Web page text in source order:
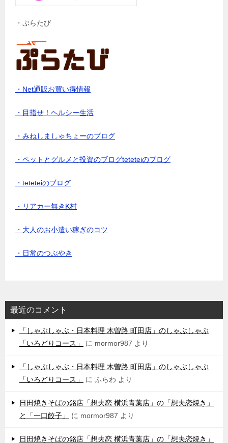
・ぷらたび
・Net通販お買い得情報
・目指せ！ヘルシー生活
・みねしましゃちょーのブログ
・ペットとグルメと投資のブログteteteiのブログ
・teteteiのブログ
・リアカー無きK村
・大人のお小遣い稼ぎのコツ
・日常のつぶやき
最近のコメント
「しゃぶしゃぶ・日本料理 木曽路 町田店」のしゃぶしゃぶ
「いろどりコース」
に mormor987 より
「しゃぶしゃぶ・日本料理 木曽路 町田店」のしゃぶしゃぶ
「いろどりコース」
に ふらわ より
日田焼きそばの銘店「想夫恋 横浜青葉店」の「想夫恋焼き」
と「一口餃子」
に mormor987 より
日田焼きそばの銘店「想夫恋 横浜青葉店」の「想夫恋焼き」